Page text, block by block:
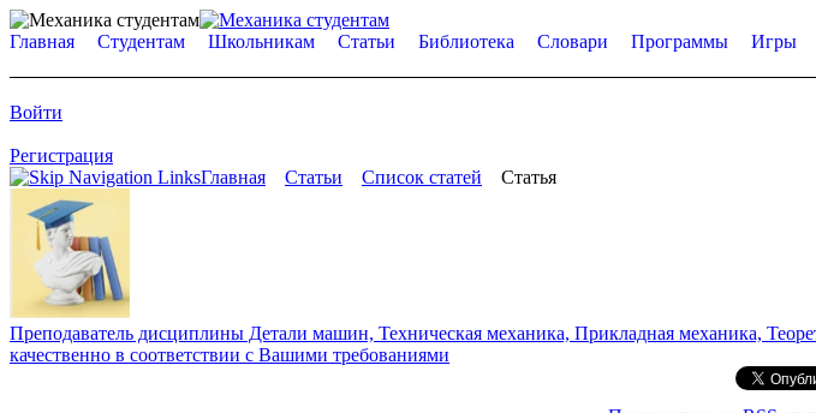
Главная Студентам Школьникам Статьи Библиотека Словари Программы Игры
Войти
Регистрация
Главная
Статьи Список статей Статья
Преподаватель дисциплины Детали машин, Техническая механика, Прикладная механика,
качественно в соответствии с Вашими требованиями